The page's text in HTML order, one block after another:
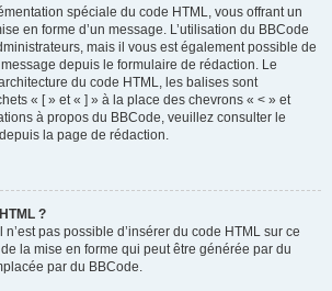
spéciale du code HTML, vous offrant un
en forme d’un message. L’utilisation du BBCode
mais il vous est également possible de
depuis le formulaire de rédaction. Le
du code HTML, les balises sont
« [ » et « ] » à la place des chevrons « < » et
à propos du BBCode, veuillez consulter le
la page de rédaction.
?
pas possible d’insérer du code HTML sur ce
la mise en forme qui peut être générée par du
par du BBCode.